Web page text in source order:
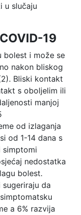
u slučaju
19
bolest i može se
nakon bliskog
Bliski kontakt
s oboljelim ili
manjoj
od izlaganja
od 1-14 dana s
simptomi
nedostatka
bolest.
da
a 6% razvija